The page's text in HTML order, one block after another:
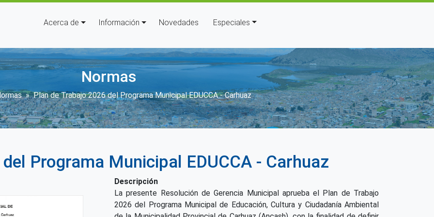
Navegación principal
Acerca de Información Novedades Especiales
Normas
enlaces de ayuda a la navegación
Plan de Trabajo 2026 del Programa Municipal EDUCCA - Carhuaz
Programa Municipal EDUCCA - Carhuaz
Descripción
La presente Resolución de Gerencia Municipal aprueba el Plan de Trabajo
2026 del Programa Municipal de Educación, Cultura y Ciudadanía Ambiental